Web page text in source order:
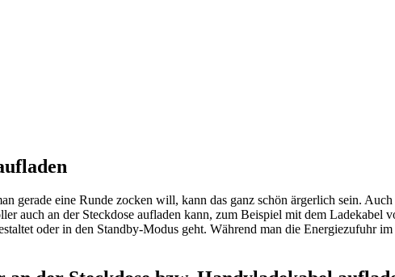
gerade eine Runde zocken will, kann das ganz schön ärgerlich sein.
auch an der Steckdose aufladen kann, zum Beispiel mit dem Ladekabel
oder in den Standby-Modus geht. Während man die Energiezufuhr